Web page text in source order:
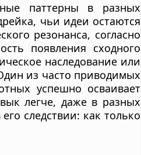
паттерны в разных
чьи идеи остаются
резонанса, согласно
появления сходного
наследование или
из часто приводимых
успешно осваивает
легче, даже в разных
следствии: как только